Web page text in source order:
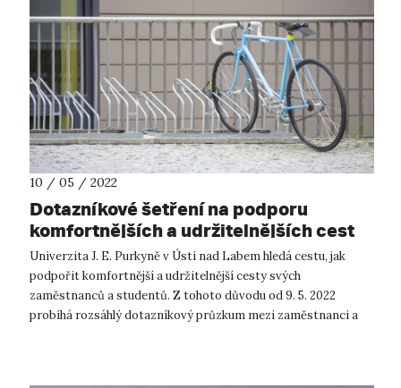
10 / 05 / 2022
Dotazníkové šetření na podporu
komfortnějších a udržitelnějších cest
studentů i zaměstnanců UJEP
Univerzita J. E. Purkyně v Ústí nad Labem hledá cestu, jak
podpořit komfortnější a udržitelnější cesty svých
zaměstnanců a studentů. Z tohoto důvodu od 9. 5. 2022
probíhá rozsáhlý dotazníkový průzkum mezi zaměstnanci a